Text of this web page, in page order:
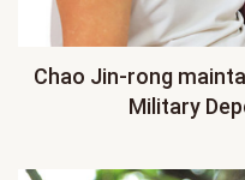
Chao Jin-rong
Military